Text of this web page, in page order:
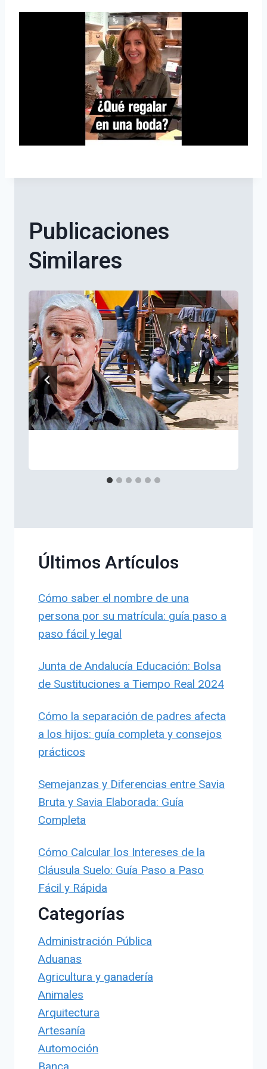
Publicaciones
Similares
Últimos Artículos
Cómo saber el nombre de una
persona por su matrícula: guía paso a
paso fácil y legal
Junta de Andalucía Educación: Bolsa
de Sustituciones a Tiempo Real 2024
Cómo la separación de padres afecta
a los hijos: guía completa y consejos
prácticos
Semejanzas y Diferencias entre Savia
Bruta y Savia Elaborada: Guía
Completa
Cómo Calcular los Intereses de la
Cláusula Suelo: Guía Paso a Paso
Fácil y Rápida
Categorías
Administración Pública
Aduanas
Agricultura y ganadería
Animales
Arquitectura
Artesanía
Automoción
Banca